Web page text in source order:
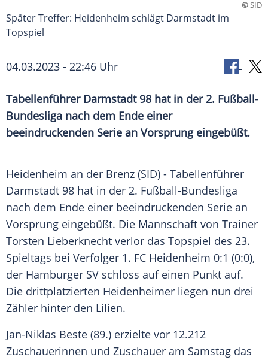
©SID
Später Treffer: Heidenheim schlägt Darmstadt im
Topspiel
04.03.2023 - 22:46 Uhr
Tabellenführer Darmstadt 98 hat in der 2. Fußball-
Bundesliga nach dem Ende einer
beeindruckenden Serie an Vorsprung eingebüßt.
Heidenheim an der Brenz (SID) - Tabellenführer
Darmstadt 98 hat in der 2. Fußball-Bundesliga
nach dem Ende einer beeindruckenden Serie an
Vorsprung eingebüßt. Die Mannschaft von Trainer
Torsten Lieberknecht verlor das Topspiel des 23.
Spieltags bei Verfolger 1. FC Heidenheim 0:1 (0:0),
der Hamburger SV schloss auf einen Punkt auf.
Die drittplatzierten Heidenheimer liegen nun drei
Zähler hinter den Lilien.
Jan-Niklas Beste (89.) erzielte vor 12.212
Zuschauerinnen und Zuschauer am Samstag das